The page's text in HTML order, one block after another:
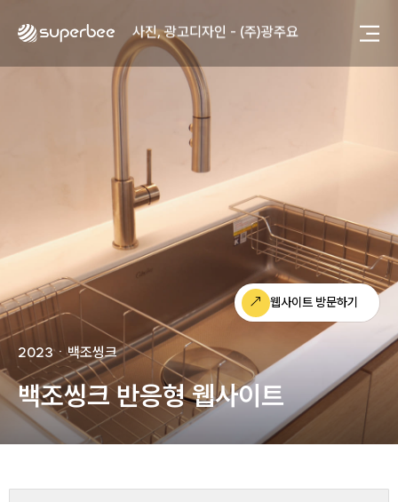
웹사이트 - (주)세스코
제품디자인 - 삼성전자㈜
동영상, CI - 카피어랜드㈜
동영상, 홈페이지 - (주)분독
동영상, 카탈로그 - 피자마루
웹사이트 - 백조씽크
사진, 광고디자인 - 중외제약
패키지, 디자인 - 고려은단
동영상 - (주)듀오백
동영상 - ㈜고피자
동영상 - 모모스커피㈜
동영상 - 삼양홀딩스
사진, 광고디자인 - (주)화요
사진, 광고디자인 - (주)광주요
웹사이트 - (주)세스코
제품디자인 - 삼성전자㈜
동영상, CI - 카피어랜드㈜
동영상, 홈페이지 - (주)분독
동영상, 카탈로그 - 피자마루
웹사이트 방문하기
2023ㆍ백조씽크
백조씽크 반응형 웹사이트